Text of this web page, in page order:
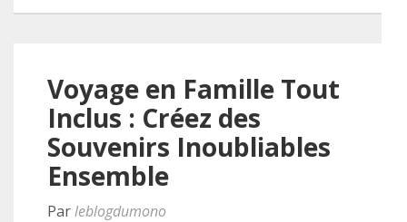
Voyage en Famille Tout
Inclus : Créez des
Souvenirs Inoubliables
Ensemble
Parleblogdumono